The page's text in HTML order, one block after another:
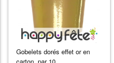
Gobelets dorés effet or en
carton, par 10